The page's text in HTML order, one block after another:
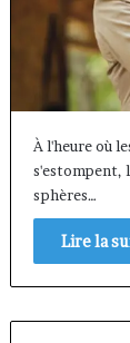
À l'heure où
s'estompent,
sphères…
Lire la